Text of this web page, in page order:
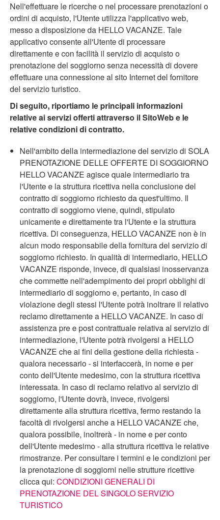
Nell'effettuare le ricerche o nel processare prenotazioni o
ordini di acquisto, l'Utente utilizza l'applicativo web,
messo a disposizione da HELLO VACANZE. Tale
applicativo consente all'Utente di processare
direttamente e con facilità il servizio di acquisto o
prenotazione del soggiorno senza necessità di dovere
effettuare una connessione al sito Internet del fornitore
del servizio turistico.
Di seguito, riportiamo le principali informazioni
relative ai servizi offerti attraverso il SitoWeb e le
relative condizioni di contratto.
Nell'ambito della intermediazione del servizio di SOLA
PRENOTAZIONE DELLE OFFERTE DI SOGGIORNO
HELLO VACANZE agisce quale intermediario tra
l'Utente e la struttura ricettiva nella conclusione del
contratto di soggiorno richiesto da quest'ultimo. Il
contratto di soggiorno viene, quindi, stipulato
unicamente e direttamente tra l'Utente e la struttura
ricettiva. Di conseguenza, HELLO VACANZE non è in
alcun modo responsabile della fornitura del servizio di
soggiorno richiesto. In qualità di intermediario, HELLO
VACANZE risponde, invece, di qualsiasi inosservanza
che commette nell'adempimento dei propri obblighi di
intermediario di soggiorno e, pertanto, in caso di
violazione degli stessi l'Utente potrà inoltrare il relativo
reclamo direttamente a HELLO VACANZE. In caso di
assistenza pre e post contrattuale relativa al servizio di
intermediazione, l'Utente potrà rivolgersi a HELLO
VACANZE che ai fini della gestione della richiesta -
qualora necessario - si interfaccerà, in nome e per
conto dell'Utente medesimo, con la struttura ricettiva
interessata. In caso di reclamo relativo al servizio di
soggiorno, l'Utente dovrà, invece, rivolgersi
direttamente alla struttura ricettiva, fermo restando la
facoltà di rivolgersi anche a HELLO VACANZE che,
qualora possibile, inoltrerà - in nome e per conto
dell'Utente medesimo - alla struttura ricettiva le relative
rimostranze. Per consultare i termini e le condizioni per
la prenotazione di soggiorni nelle strutture ricettive
clicca qui: CONDIZIONI GENERALI DI
PRENOTAZIONE DEL SINGOLO SERVIZIO
TURISTICO